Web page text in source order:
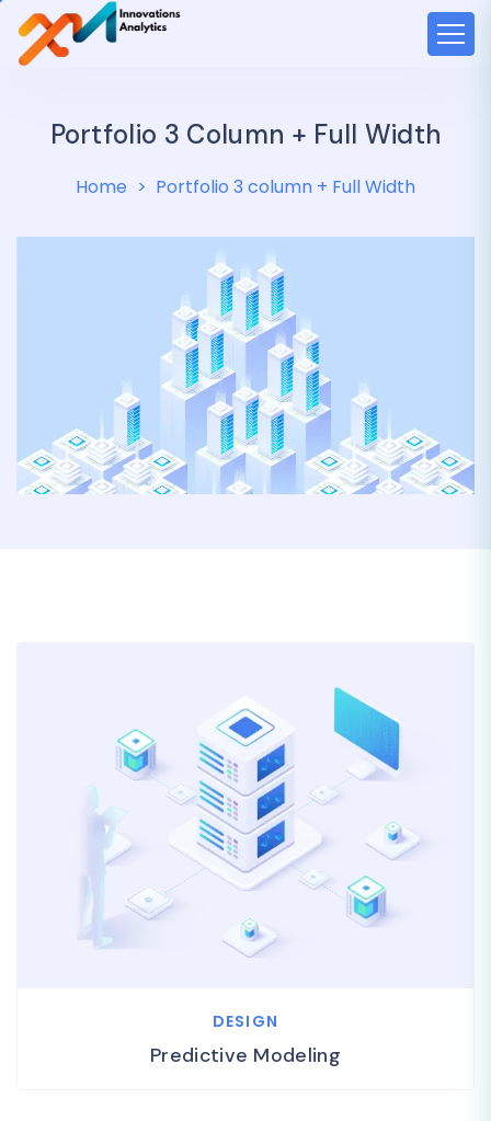
Portfolio 3 Column + Full Width
Home Portfolio 3 column + Full Width
DESIGN
Predictive Modeling